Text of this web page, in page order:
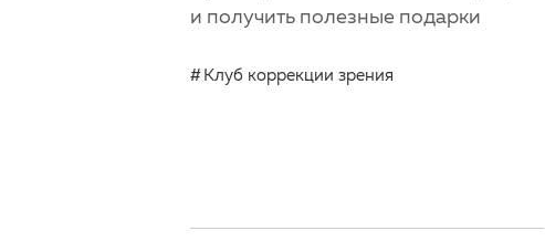
и получить полезные подарки
Клуб коррекции зрения